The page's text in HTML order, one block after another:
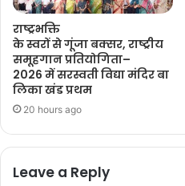
राष्ट्रभक्ति
के स्वरों से गूंजा बक्सर, राष्ट्रीय
समूहगान प्रतियोगिता–
2026 में सरस्वती विद्या मंदिर बा
लिका खंड प्रथम
20 hours ago
Leave a Reply